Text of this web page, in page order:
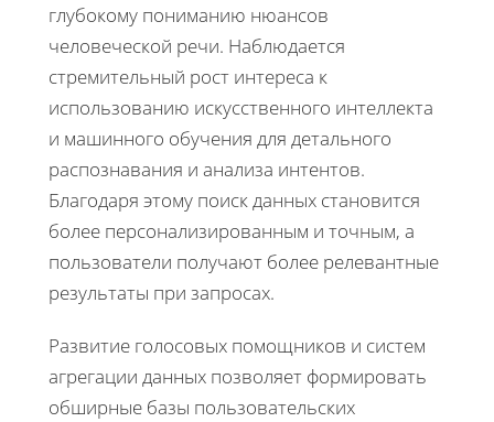
глубокому пониманию нюансов
человеческой речи. Наблюдается
стремительный рост интереса к
использованию искусственного интеллекта
и машинного обучения для детального
распознавания и анализа интентов.
Благодаря этому поиск данных становится
более персонализированным и точным, а
пользователи получают более релевантные
результаты при запросах.
Развитие голосовых помощников и систем
агрегации данных позволяет формировать
обширные базы пользовательских